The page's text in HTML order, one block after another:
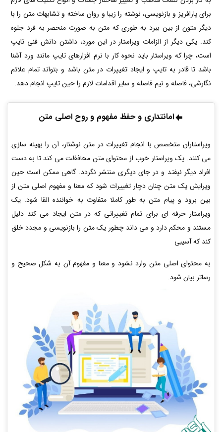
برای پارافریز و بازنویسی، نوشته را زیبا و روان ساخته و تشابهات متن را با
دیگر متون از بین ببرد به طوری که متن به صورت منحصر به فرد جلوه
کند. یکی دیگر از الزامات ویراستار در این مورد، داشتن دانش فنی تایپ
است، چرا که ویراستار باید نحوه کار با نرم افزارهای تایپ مانند ورد آشنا
باشد تا قادر به تایپ و ایجاد تغییرات در متن باشد و بتواند تمام علائم
نگارشی، فاصله و نیم فاصله و سایر اقدامات لازم را حین تایپ انجام دهد.
امانتداری و حفظ مفهوم و روح اصلی متن
ویراستاران متخصص با انجام تغییرات در متن نوشتار، آن را بهینه سازی
می کنند. یک ویراستار خوب از محتوای متن محافظت می کند تا به دست
افراد دیگر نیفتد و در جای دیگری منتشر نگردد. گاهی ممکن است حین
ویرایش یک متن چنان دچار تغییرات شود که معنا و مفهوم اصلی متن از
بین برود و پیام متن به طور کاملا متفاوت به خواننده القا شود. یک
ویراستار حرفه ای برای تمام تغییراتی که در متن ایجاد می کند دلیل
مستند و محکم دارد و می داند چطور یک متن را بازنویسی و مجدد خلق
کند که آسیبی
به محتوای اصلی متن وارد نشود و معنا و مفهوم آن به شکل صحیح و
رساتر بیان شود.